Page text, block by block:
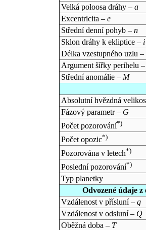
Velká poloosa dráhy – a
Excentricita – e
Střední denní pohyb – n
Sklon dráhy k ekliptice – i
Délka vzestupného uzlu –
Argument šířky perihelu
Střední anomálie – M
Absolutní hvězdná
Fázový parametr – G
Počet pozorování*)
Počet opozic*)
Pozorována v letech*)
Poslední pozorování*)
Typ planetky
Odvozené údaje
Vzdálenost v přísluní – q
Vzdálenost v odsluní – Q
Oběžná doba – T